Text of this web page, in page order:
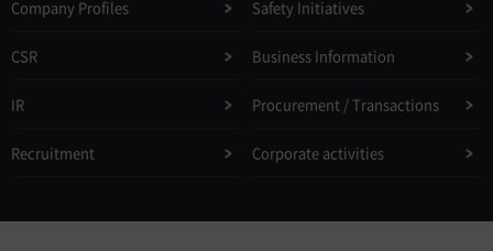
Company Profiles Safety Initiatives
CSR Business Information
IR Procurement / Transactions
Recruitment Corporate activities